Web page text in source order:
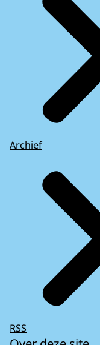
Archief
RSS